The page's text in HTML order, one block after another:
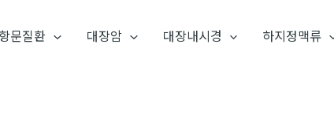
항문질환 대장암 대장내시경 하지정맥류